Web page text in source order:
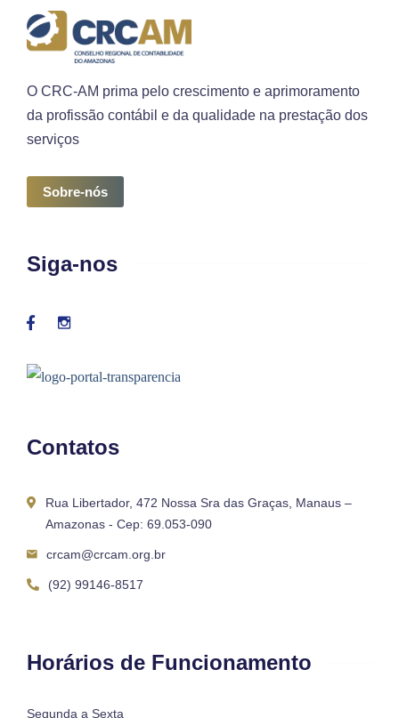
O CRC-AM prima pelo crescimento e aprimoramento
da profissão contábil e da qualidade na prestação dos
serviços
Sobre-nós
Siga-nos
Contatos
Rua Libertador, 472 Nossa Sra das Graças, Manaus –
Amazonas - Cep: 69.053-090
crcam@crcam.org.br
(92) 99146-8517
Horários de Funcionamento
Segunda a Sexta